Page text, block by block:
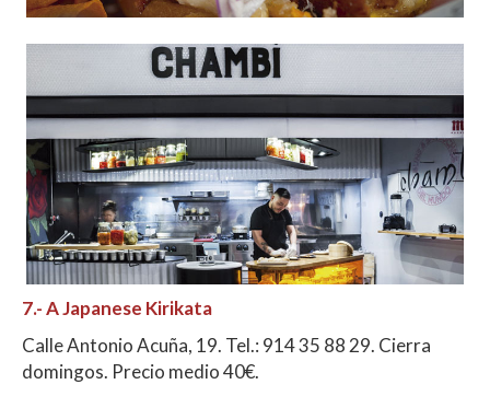
7.-A Japanese Kirikata
Calle Antonio Acuña, 19. Tel.: 914 35 88 29. Cierra
domingos. Precio medio 40€.